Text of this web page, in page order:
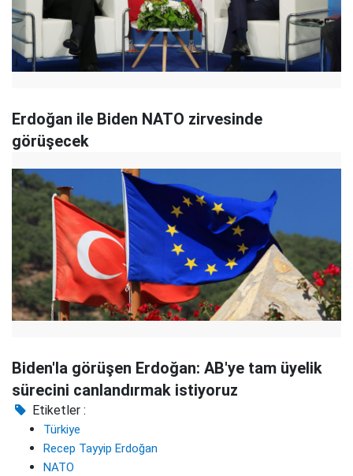
Erdoğan ile Biden NATO zirvesinde
görüşecek
Biden'la görüşen Erdoğan: AB'ye tam üyelik
sürecini canlandırmak istiyoruz
Etiketler :
Türkiye
Recep Tayyip Erdoğan
NATO